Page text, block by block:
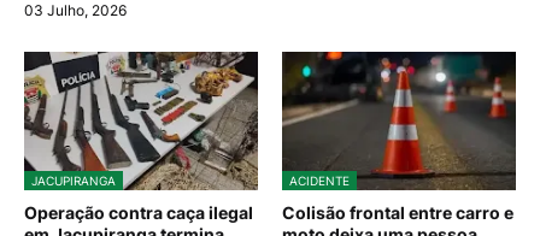
03 Julho, 2026
JACUPIRANGA
Operação contra caça ilegal
ACIDENTE
Colisão frontal entre carro e